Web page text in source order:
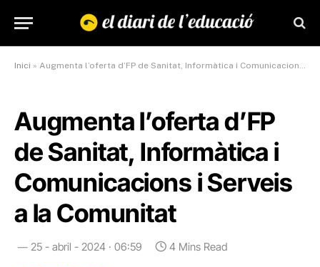
Inici » Augmenta l’oferta d’FP de Sanitat, Informàtica i Comunicacions i Serveis a la Comunitat
Augmenta l’oferta d’FP
de Sanitat, Informàtica i
Comunicacions i Serveis
a la Comunitat
25 - abril - 2024 · 06:59 4 Mins Read